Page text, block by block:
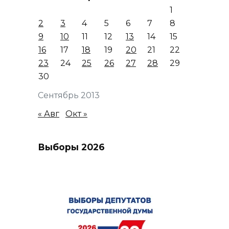
Сентябрь 2013
1
2
3 4 5 6 7
8
9
10 11 12 13 14
15
16
17 18 19 20 21
22
23
24 25 26 27 28
29
30
« Авг Окт »
Выборы 2026